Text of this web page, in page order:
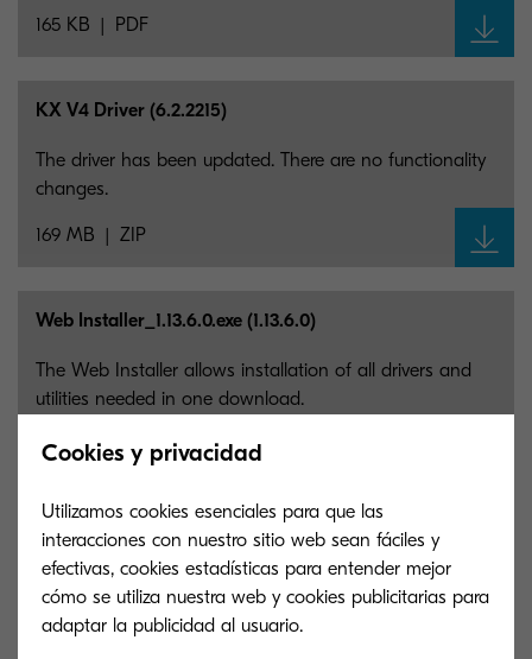
165 KB PDF
KX V4 Driver (6.2.2215)
169 MB ZIP
The driver has been updated. There are no functionality
changes.
Web Installer_ 1.13.6.0.exe (1.13.6.0)
17 MB EXE
The Web Installer allows installation of all drivers and
utilities needed in one download.
MA6000ifx, MA5500ifx, MA4500ifx, MA4500ix WIA
Kyocera WIA Driver
Cookies y privacidad
Utilizamos cookies esenciales para que las
interacciones con nuestro sitio web sean fáciles y
efectivas, cookies estadísticas para entender mejor
cómo se utiliza nuestra web y cookies publicitarias para
adaptar la publicidad al usuario.